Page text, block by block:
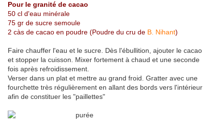
Pour le granité de cacao
50 cl d'eau minérale
75 gr de sucre semoule
2 càs de cacao en poudre (Poudre du cru de B. Nihant)
Faire chauffer l'eau et le sucre. Dès l'ébullition, ajouter le cacao
et stopper la cuisson. Mixer fortement à chaud et une seconde
fois après refroidissement.
Verser dans un plat et mettre au grand froid. Gratter avec une
fourchette très régulièrement en allant des bords vers l'intérieur
afin de constituer les "paillettes"